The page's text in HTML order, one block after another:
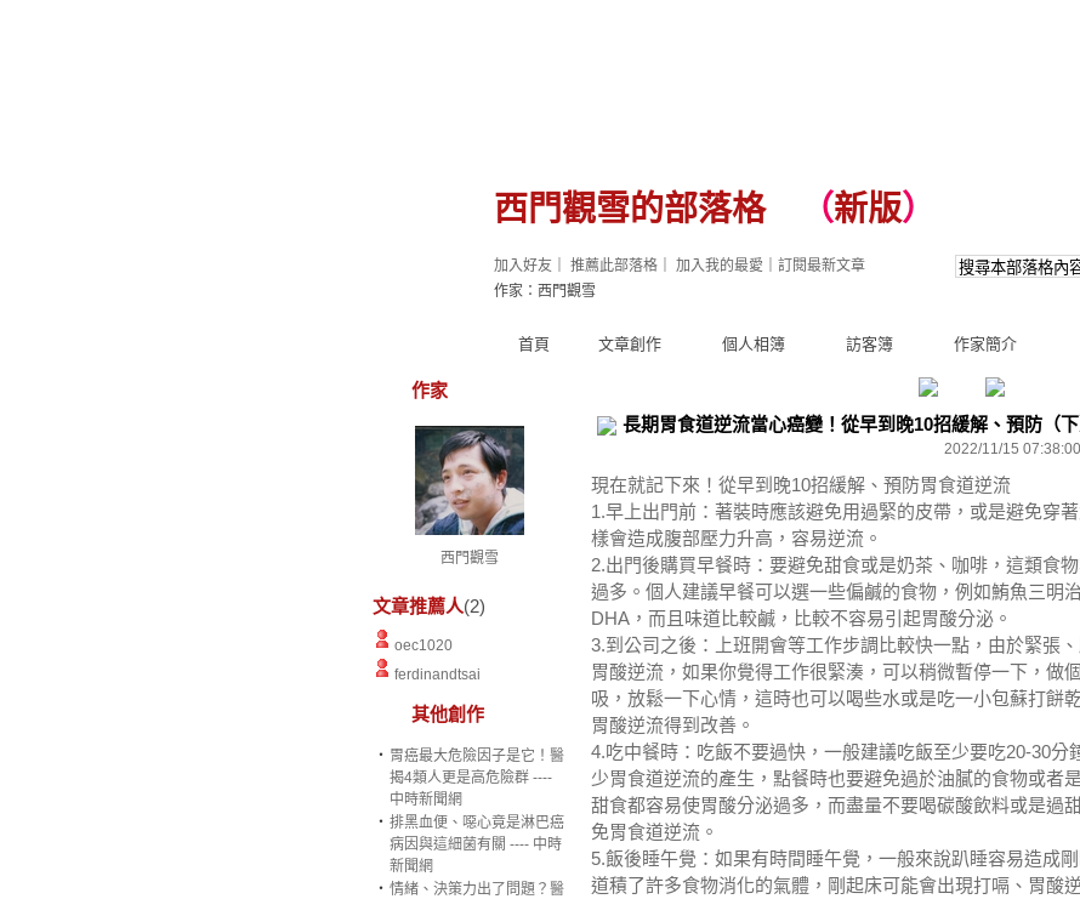
西門觀雪的部落格（新版）
首頁 文章創作 個人相簿 訪客簿 作家簡介
加入好友 推薦此部落格 加入我的最愛
訂閱最新文章
作家：西門觀雪
作家
西門觀雪
文章推薦人(2)
oec1020
ferdinandtsai
其他創作
‧ 胃癌最大危險因子是它！醫
揭4類人更是高危險群 ----
中時新聞網
‧ 排黑血便、噁心竟是淋巴癌
病因與這細菌有關 ---- 中時
新聞網
‧ 情緒、決策力出了問題？醫
長期胃食道逆流當心癌變！從早到晚10招緩解、預防（
2022/11/15 07:38:00
現在就記下來！從早到晚10招緩解、預防胃食道逆流
1.早上出門前：著裝時應該避免用過緊的皮帶，或是避免穿
樣會造成腹部壓力升高，容易逆流。
2.出門後購買早餐時：要避免甜食或是奶茶、咖啡，這類食
過多。個人建議早餐可以選一些偏鹹的食物，例如鮪魚三明
DHA，而且味道比較鹹，比較不容易引起胃酸分泌。
3.到公司之後：上班開會等工作步調比較快一點，由於緊張
胃酸逆流，如果你覺得工作很緊湊，可以稍微暫停一下，做
吸，放鬆一下心情，這時也可以喝些水或是吃一小包蘇打餅
胃酸逆流得到改善。
4.吃中餐時：吃飯不要過快，一般建議吃飯至少要吃20-30分
少胃食道逆流的產生，點餐時也要避免過於油膩的食物或者
甜食都容易使胃酸分泌過多，而盡量不要喝碳酸飲料或是過
免胃食道逆流。
5.飯後睡午覺：如果有時間睡午覺，一般來說趴睡容易造成
道積了許多食物消化的氣體，剛起床可能會出現打嗝、胃酸